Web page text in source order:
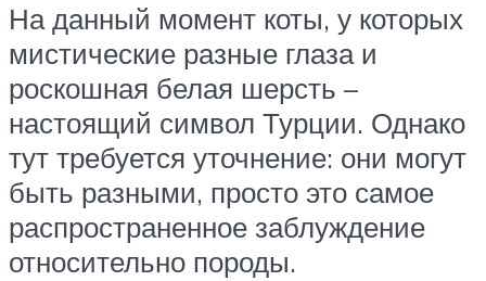
На данный момент коты, у которых
мистические разные глаза и
роскошная белая шерсть –
настоящий символ Турции. Однако
тут требуется уточнение: они могут
быть разными, просто это самое
распространенное заблуждение
относительно породы.